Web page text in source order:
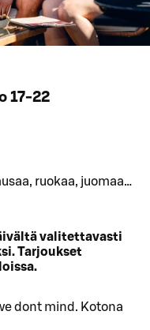
17-22
ruokaa, juomaa…
valitettavasti
Tarjoukset
dont mind. Kotona